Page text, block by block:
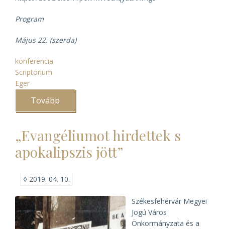
Program
Május 22. (szerda)
konferencia
Scriptorium
Eger
Tovább
konferencia)
„Evangéliumot hirdettek s
apokalipszis jött”
◊ 2019. 04. 10.
Székesfehérvár Megyei
Jogú Város
Önkormányzata és a